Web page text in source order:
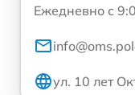
Ежедневно с
ул. 10 лет